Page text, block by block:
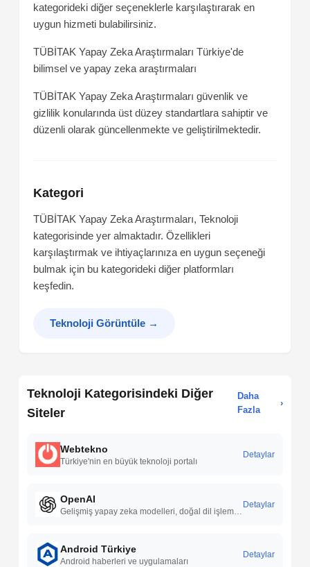
kategorideki diğer seçeneklerle karşılaştırarak en
uygun hizmeti bulabilirsiniz.
TÜBİTAK Yapay Zeka Araştırmaları Türkiye'de
bilimsel ve yapay zeka araştırmaları
TÜBİTAK Yapay Zeka Araştırmaları güvenlik ve
gizlilik konularında üst düzey standartlara sahiptir ve
düzenli olarak güncellenmekte ve geliştirilmektedir.
Kategori
TÜBİTAK Yapay Zeka Araştırmaları, Teknoloji
kategorisinde yer almaktadır. Özellikleri
karşılaştırmak ve ihtiyaçlarınıza en uygun seçeneği
bulmak için bu kategorideki diğer platformları
keşfedin.
Teknoloji Görüntüle →
Teknoloji Kategorisindeki Diğer
Siteler
Daha
Fazla
›
Webtekno
Türkiye'nin en büyük teknoloji portalı
Detaylar
OpenAI Detaylar
Android Türkiye
Android haberleri ve uygulamaları
Detaylar